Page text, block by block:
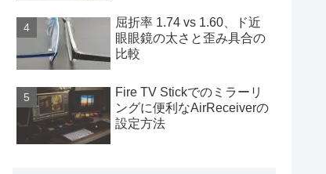
屈折率 1.74 vs 1.60、ド近
眼眼鏡の太さと歪み具合の
比較
Fire TV Stickでのミラーリ
ングに便利なAirReceiverの
設定方法